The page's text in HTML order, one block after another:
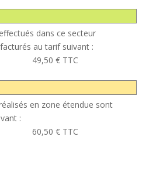
dans ce secteur
au tarif suivant :
49,50 € TTC
en zone étendue sont
:
60,50 € TTC